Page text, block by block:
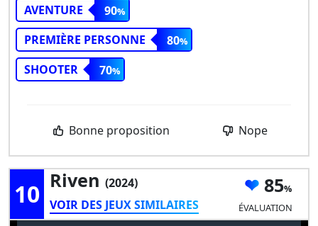
AVENTURE
90
PREMIÈRE PERSONNE
80
SHOOTER
70
Bonne proposition Nope
10 Riven (2024)
VOIR DES JEUX SIMILAIRES
85
ÉVALUATION